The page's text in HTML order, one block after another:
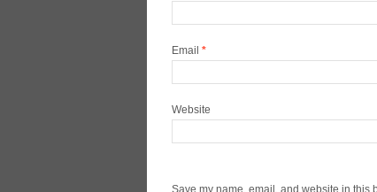
Email *
Website
Save my name, email, and website in this